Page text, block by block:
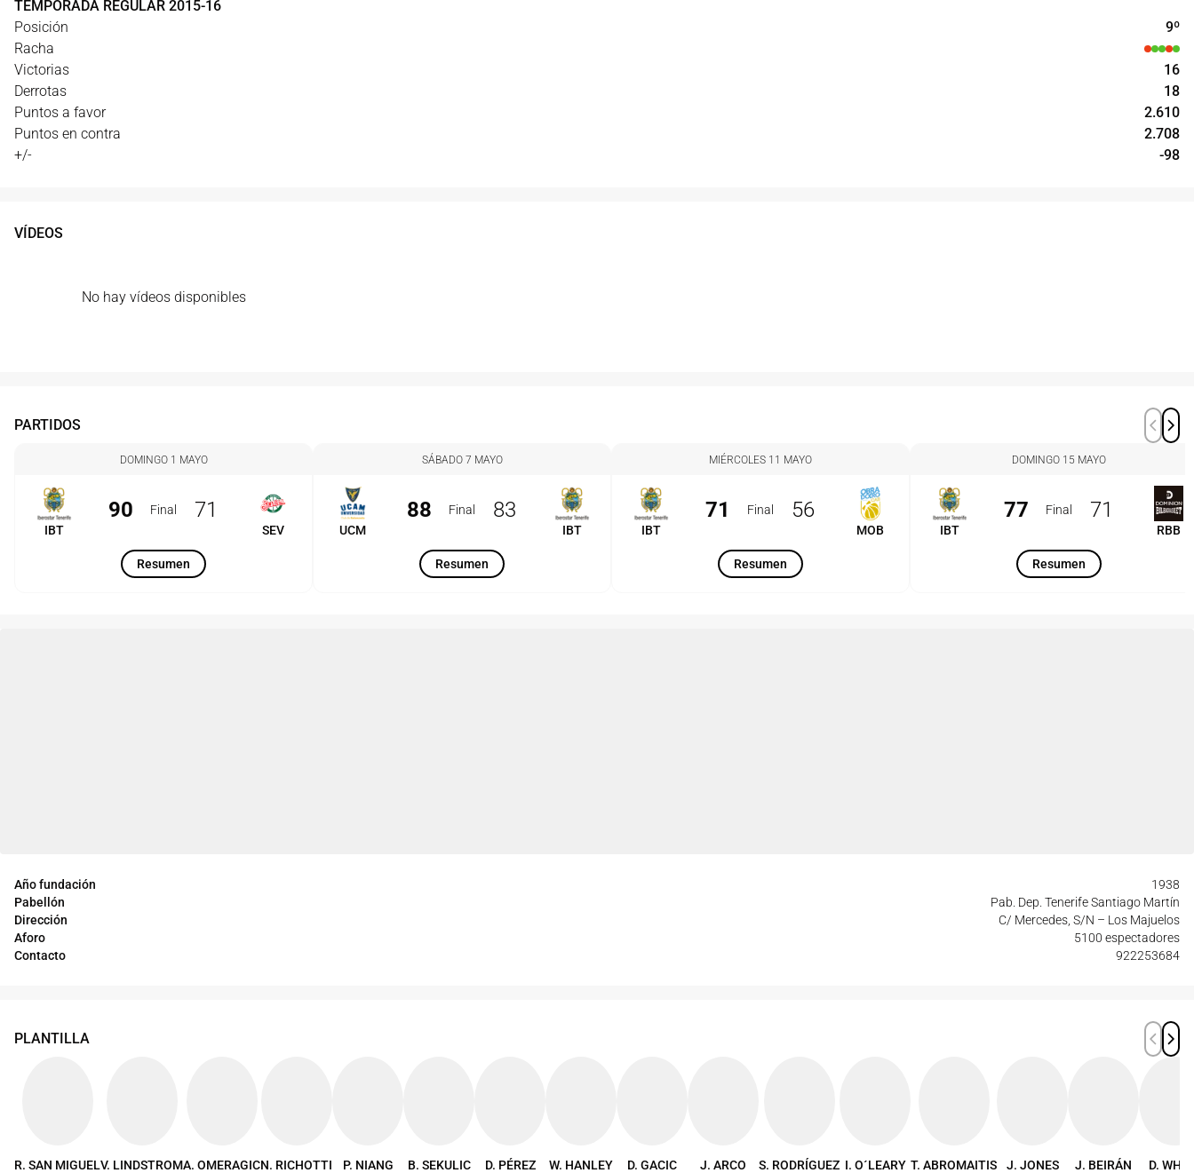
TEMPORADA REGULAR 2015-16
Posición
9º
Racha
Victorias
16
Derrotas
18
Puntos a favor
2.610
Puntos en contra
2.708
+/-
-98
Año fundación
1938
Pabellón
Pab. Dep. Tenerife Santiago Martín
Dirección
C/ Mercedes, S/N – Los Majuelos
Aforo
5100 espectadores
Contacto
922253684
VÍDEOS
No hay vídeos disponibles
PARTIDOS
DOMINGO 1 MAYO
IBT
90 Final 71
SEV
Resumen
SÁBADO 7 MAYO
UCM
88 Final 83
IBT
Resumen
MIÉRCOLES 11 MAYO
IBT
71 Final 56
MOB
Resumen
DOMINGO 15 MAYO
IBT
77 Final 71
RBB
Resumen
PLANTILLA
R. SAN MIGUELV. LINDSTROMA. OMERAGICN. RICHOTTI
P. NIANG
B. SEKULIC
D. PÉREZ
W. HANLEY
D. GACIC
J. ARCO
S. RODRÍGUEZ I. O´LEARY T. ABROMAITIS
J. JONES
J. BEIRÁN
D.